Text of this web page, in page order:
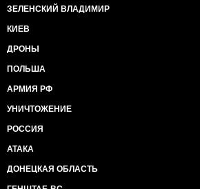
ЗЕЛЕНСКИЙ ВЛАДИМИР
КИЕВ
ДРОНЫ
ПОЛЬША
АРМИЯ РФ
УНИЧТОЖЕНИЕ
РОССИЯ
АТАКА
ДОНЕЦКАЯ ОБЛАСТЬ